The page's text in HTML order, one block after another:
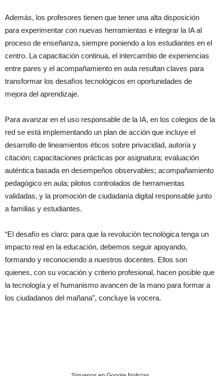
Además, los profesores tienen que tener una alta disposición
para experimentar con nuevas herramientas e integrar la IA al
proceso de enseñanza, siempre poniendo a los estudiantes en el
centro. La capacitación continua, el intercambio de experiencias
entre pares y el acompañamiento en aula resultan claves para
transformar los desafíos tecnológicos en oportunidades de
mejora del aprendizaje.
Para avanzar en el uso responsable de la IA, en los colegios de la
red se está implementando un plan de acción que incluye el
desarrollo de lineamientos éticos sobre privacidad, autoría y
citación; capacitaciones prácticas por asignatura; evaluación
auténtica basada en desempeños observables; acompañamiento
pedagógico en aula; pilotos controlados de herramientas
validadas, y la promoción de ciudadanía digital responsable junto
a familias y estudiantes.
“El desafío es claro: para que la revolución tecnológica tenga un
impacto real en la educación, debemos seguir apoyando,
formando y reconociendo a nuestros docentes. Ellos son
quienes, con su vocación y criterio profesional, hacen posible que
la tecnología y el humanismo avancen de la mano para formar a
los ciudadanos del mañana”, concluye la vocera.